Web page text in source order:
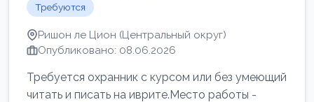
Требуются
Ришон ле Цион (Центральный округ)
Опубликовано: 08.06.2026
Требуется охранник с курсом или без умеющий
читать и писать на иврите.Место работы -